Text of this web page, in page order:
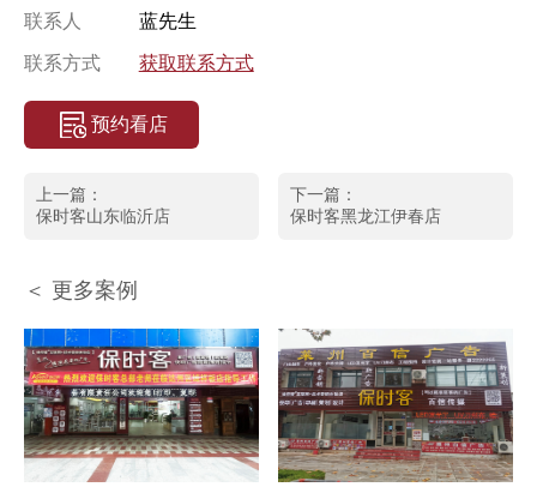
联系人 蓝先生
联系方式 获取联系方式
预约看店
上一篇：
保时客山东临沂店
下一篇：
保时客黑龙江伊春店
＜ 更多案例